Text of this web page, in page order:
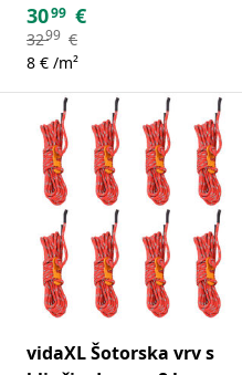
3099 €
3299 €
8 € /m²
vidaXL Šotorska vrv s